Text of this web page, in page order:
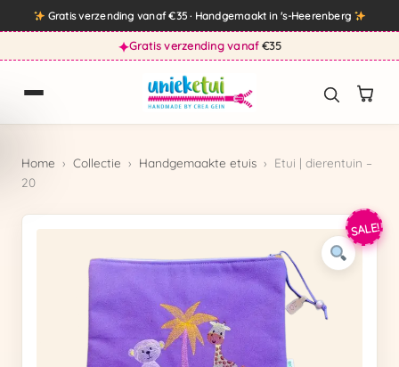
Direct
naar
de
inhoud
Gratis verzending vanaf €35 · Handgemaakt in 's-Heerenberg
✦Gratis verzending vanaf €35
Home › Collectie › Handgemaakte etuis › Etui | dierentuin –
20
SALE!